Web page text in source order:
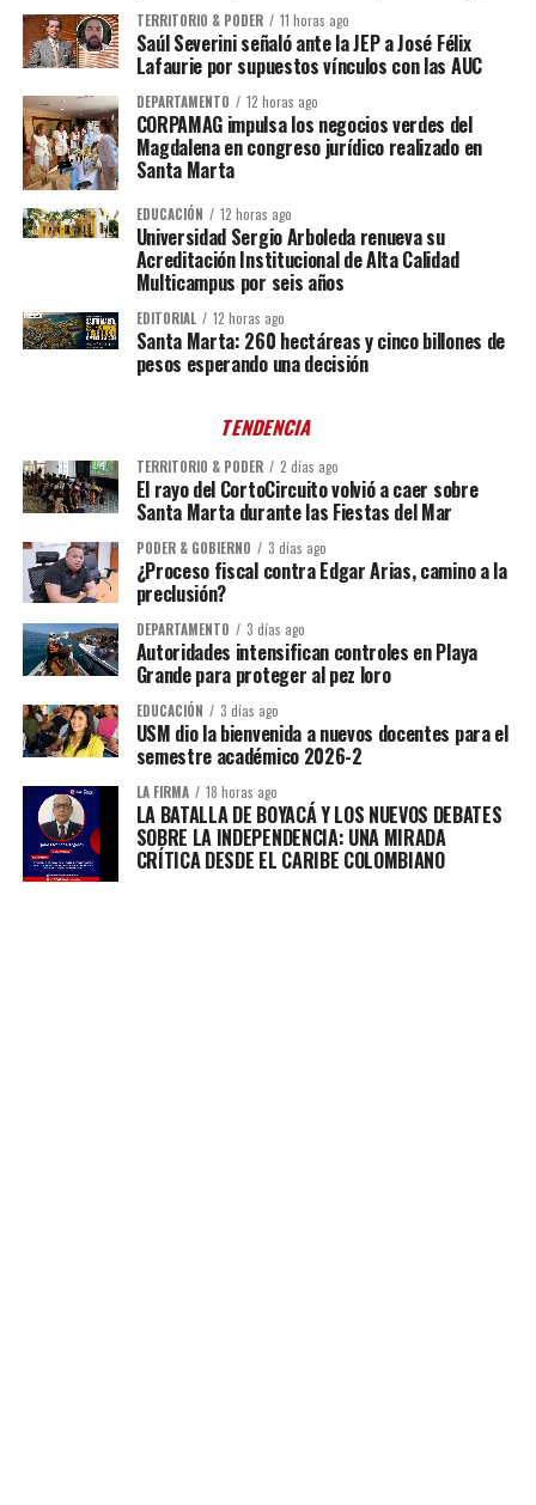
TERRITORIO & PODER 11 horas ago
Saúl Severini señaló ante la JEP a José Félix
Lafaurie por supuestos vínculos con las AUC
DEPARTAMENTO 12 horas ago
CORPAMAG impulsa los negocios verdes del
Magdalena en congreso jurídico realizado en
Santa Marta
EDUCACIÓN 12 horas ago
Universidad Sergio Arboleda renueva su
Acreditación Institucional de Alta Calidad
Multicampus por seis años
EDITORIAL 12 horas ago
Santa Marta: 260 hectáreas y cinco billones de
pesos esperando una decisión
TENDENCIA
TERRITORIO & PODER 2 días ago
El rayo del CortoCircuito volvió a caer sobre
Santa Marta durante las Fiestas del Mar
PODER & GOBIERNO 3 días ago
¿Proceso fiscal contra Edgar Arias, camino a la
preclusión?
DEPARTAMENTO 3 días ago
Autoridades intensifican controles en Playa
Grande para proteger al pez loro
EDUCACIÓN 3 días ago
USM dio la bienvenida a nuevos docentes para el
semestre académico 2026-2
LA FIRMA 18 horas ago
LA BATALLA DE BOYACÁ Y LOS NUEVOS DEBATES
SOBRE LA INDEPENDENCIA: UNA MIRADA
CRÍTICA DESDE EL CARIBE COLOMBIANO